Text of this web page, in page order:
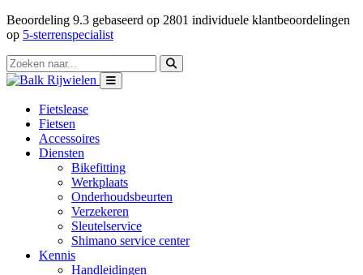
Beoordeling 9.3 gebaseerd op 2801 individuele klantbeoordelingen
op 5-sterrenspecialist
Fietslease
Fietsen
Accessoires
Diensten
Bikefitting
Werkplaats
Onderhoudsbeurten
Verzekeren
Sleutelservice
Shimano service center
Kennis
Handleidingen